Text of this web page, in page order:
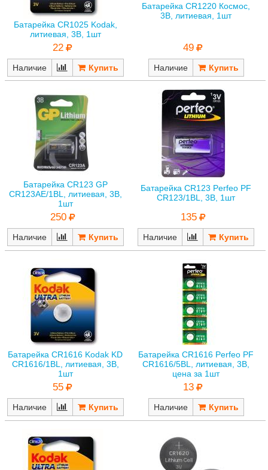
Батарейка CR1025 Kodak,
литиевая, 3В, 1шт
22
Наличие
Батарейка CR1220 Космос,
3В, литиевая, 1шт
49
Наличие
Батарейка CR123 GP
CR123AE/1BL, литиевая, 3В,
1шт
250
Наличие
Батарейка CR123 Perfeo PF
CR123/1BL, 3В, 1шт
135
Наличие
Батарейка CR1616 Kodak KD
CR1616/1BL, литиевая, 3В,
1шт
55
Наличие
Батарейка CR1616 Perfeo PF
CR1616/5BL, литиевая, 3В,
цена за 1шт
13
Наличие